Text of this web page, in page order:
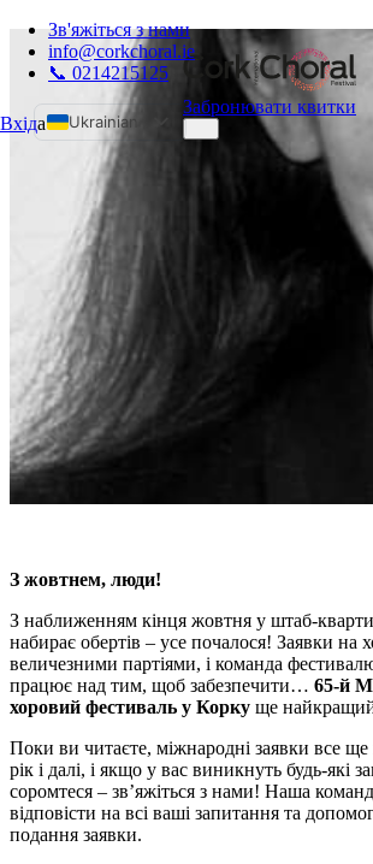
Зв'яжіться з нами
info@corkchoral.ie
📞 0214215125
Вхіда
Ukrainian
English
Bulgarian
Czech
Danish
German
Greek
Spanish
Estonian
French
Hungarian
Italian
Забронювати квитки
З жовтнем, люди!
З наближенням кінця жовтня у штаб-
набирає обертів – усе почалося! Заявки на
величезними партіями, і команда
працює над тим, щоб забезпечити… 65-й
хоровий фестиваль у Корку ще
Поки ви читаєте, міжнародні заявки все ще
рік і далі, і якщо у вас виникнуть будь-які
соромтеся – зв’яжіться з нами! Наша
відповісти на всі ваші запитання та
подання заявки.